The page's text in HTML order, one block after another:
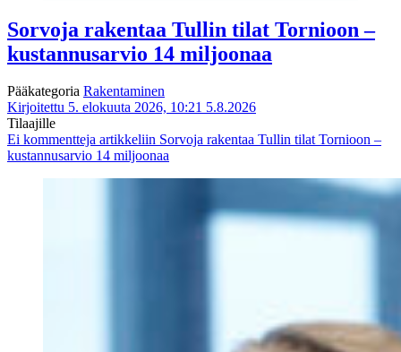
Sorvoja rakentaa Tullin tilat Tornioon –
kustannusarvio 14 miljoonaa
Pääkategoria Rakentaminen
Kirjoitettu 5. elokuuta 2026, 10:21 5.8.2026
Tilaajille
Ei kommentteja artikkeliin Sorvoja rakentaa Tullin tilat Tornioon –
kustannusarvio 14 miljoonaa